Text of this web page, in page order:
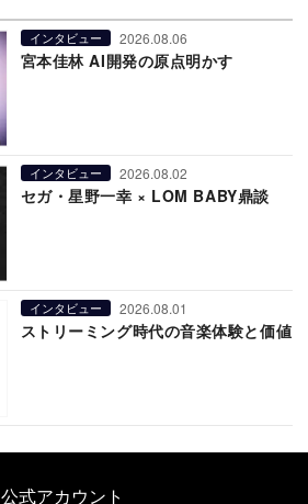
インタビュー 2026.08.06
宮本佳林 AI開発の原点明かす
インタビュー 2026.08.02
セガ・星野一幸 × LOM BABY鼎談
インタビュー 2026.08.01
ストリーミング時代の音楽体験と価値
公式アカウント